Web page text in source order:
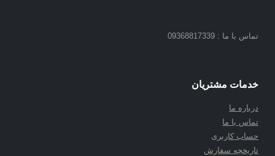
تماس با ما : 09368817339
خدمات مشتریان
درباره ما
تماس با ما
حساب کاربری
تاریخچه سفارش